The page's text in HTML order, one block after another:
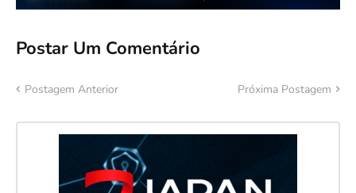
Postar Um Comentário
Postagem Anterior Próxima Postagem